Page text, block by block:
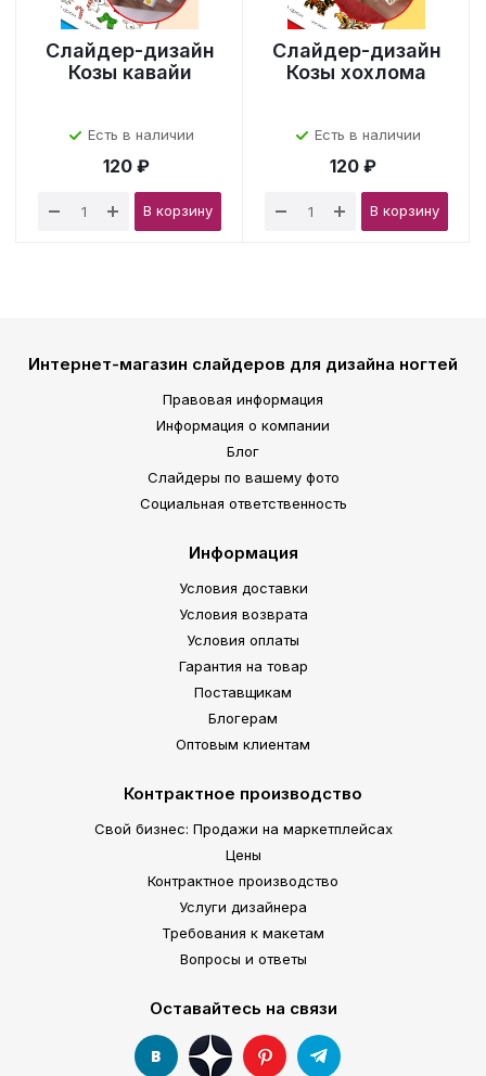
Слайдер-дизайн
Козы кавайи
Есть в наличии
120 ₽
В корзину
Слайдер-дизайн
Козы хохлома
Есть в наличии
120 ₽
В корзину
Интернет-магазин слайдеров для дизайна ногтей
Правовая информация
Информация о компании
Блог
Слайдеры по вашему фото
Социальная ответственность
Информация
Условия доставки
Условия возврата
Условия оплаты
Гарантия на товар
Поставщикам
Блогерам
Оптовым клиентам
Контрактное производство
Свой бизнес: Продажи на маркетплейсах
Цены
Контрактное производство
Услуги дизайнера
Требования к макетам
Вопросы и ответы
Оставайтесь на связи